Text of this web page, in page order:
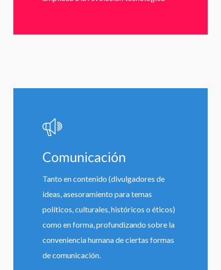
Comunicación
Tanto en contenido (divulgadores de
ideas, asesoramiento para temas
políticos, culturales, históricos o éticos)
como en forma, profundizando sobre la
conveniencia humana de ciertas formas
de comunicación.